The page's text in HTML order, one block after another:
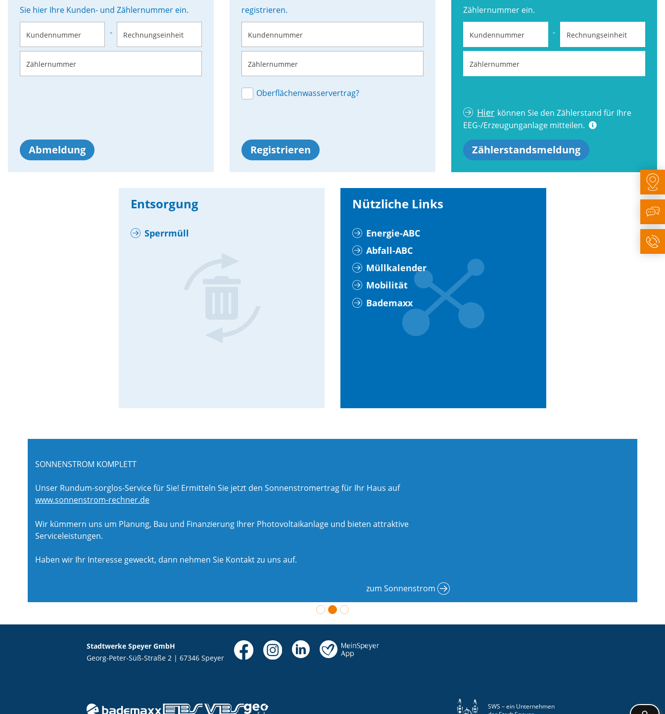
Sie hier Ihre Kunden- und Zählernummer ein.
Kundennummer - Rechnungseinheit
Zählernummer
Abmeldung
registrieren.
Kundennummer
Zählernummer
Oberflächenwasservertrag?
Registrieren
Zählernummer ein.
Kundennummer - Rechnungseinheit
Zählernummer
Hier können Sie den Zählerstand für Ihre
EEG-/Erzeugunganlage mitteilen.
Zählerstandsmeldung
Entsorgung
Sperrmüll
Nützliche Links
Energie-ABC
Abfall-ABC
Müllkalender
Mobilität
Bademaxx
SONNENSTROM KOMPLETT
Unser Rundum-sorglos-Service für Sie! Ermitteln Sie jetzt den Sonnenstromertrag für Ihr Haus auf
www.sonnenstrom-rechner.de
Wir kümmern uns um Planung, Bau und Finanzierung Ihrer Photovoltaikanlage und bieten attraktive
Serviceleistungen.
Haben wir Ihr Interesse geweckt, dann nehmen Sie Kontakt zu uns auf.
zum Sonnenstrom
Stadtwerke Speyer GmbH
Georg-Peter-Süß-Straße 2 | 67346 Speyer
SWS – ein Unternehmen